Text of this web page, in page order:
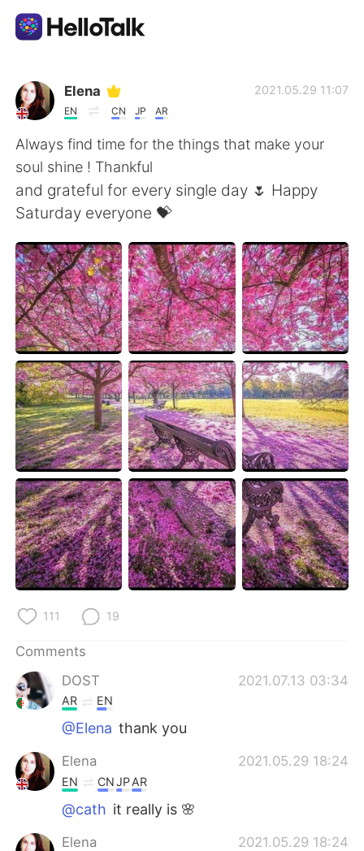
Language Exchange App
AI Grammar Checker
English
简体中文 繁體中文
Español العربية
Français Deutsch
日本語 한국어
Русский ไทย
Indonesia Italiano
Türkçe Tiếng Việt
Português
Elena
EN CN JP AR
2021.05.29 11:07
Always find time for the things that make your
soul shine ! Thankful
and grateful for every single day 🌷 Happy
Saturday everyone 💝
111 19
Comments
DOST
2021.07.13 03:34
AR EN
@Elena thank you
Elena 2021.05.29 18:24
EN CNJPAR
@cath it really is 🌸
Elena 2021.05.29 18:24